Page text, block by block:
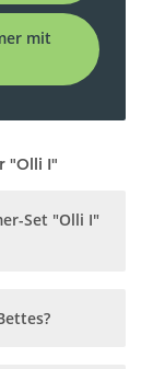
mit
"Olli I"
Set "Olli I"